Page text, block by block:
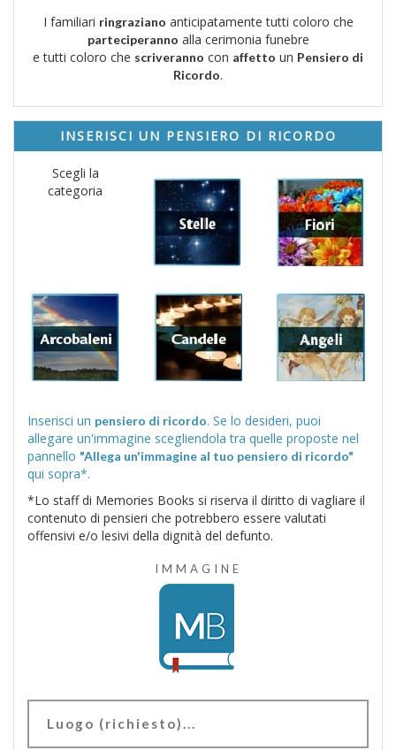
I familiari ringraziano anticipatamente tutti coloro che
parteciperanno alla cerimonia funebre
e tutti coloro che scriveranno con affetto un Pensiero di
Ricordo.
INSERISCI UN PENSIERO DI RICORDO
Scegli la
categoria
Inserisci un pensiero di ricordo. Se lo desideri, puoi
allegare un'immagine scegliendola tra quelle proposte nel
pannello "Allega un'immagine al tuo pensiero di ricordo"
qui sopra*.
*Lo staff di Memories Books si riserva il diritto di vagliare il
contenuto di pensieri che potrebbero essere valutati
offensivi e/o lesivi della dignità del defunto.
IMMAGINE